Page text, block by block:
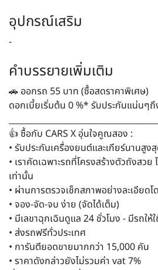
อุปกรณ์เสริม
-
คำบรรยายเพิ่มเติม
🚗 ออกรถ 55 บาท (ซื้อสดราคาพิเศษ)
ดอกเบี้ยเริ่มต้น 0 %* รับประกันแน่นๆถึ
👍 ซื้อกับ CARS X อุ่นใจคูณสอง :
• รับประกันเครื่องยนต์และเกียร์นานสู
• เราคัดเฉพาะรถที่โครงสร้างตัวถังสว
เท่านั้น
• ผ่านการตรวจเช็กสภาพอย่างละเอียด
• จอง-จัด-จบ ง่าย (จัดได้เต็ม)
• มีเลขาฉุกเฉินดูแล 24 ชั่วโมง - มีรถให้
• ส่งรถฟรีทั่วประเทศ
• การันตียอดขายมากกว่า 15,000 คัน
• ราคาดังกล่าวยังไม่รวมค่า vat 7%